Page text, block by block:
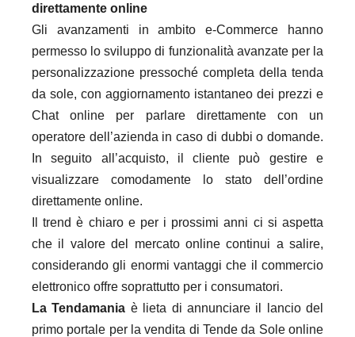
direttamente online
Gli avanzamenti in ambito e-Commerce hanno
permesso lo sviluppo di funzionalità avanzate per la
personalizzazione pressoché completa della tenda
da sole, con aggiornamento istantaneo dei prezzi e
Chat online per parlare direttamente con un
operatore dell’azienda in caso di dubbi o domande.
In seguito all’acquisto, il cliente può gestire e
visualizzare comodamente lo stato dell’ordine
direttamente online.
Il trend è chiaro e per i prossimi anni ci si aspetta
che il valore del mercato online continui a salire,
considerando gli enormi vantaggi che il commercio
elettronico offre soprattutto per i consumatori.
La Tendamania è lieta di annunciare il lancio del
primo portale per la vendita di Tende da Sole online